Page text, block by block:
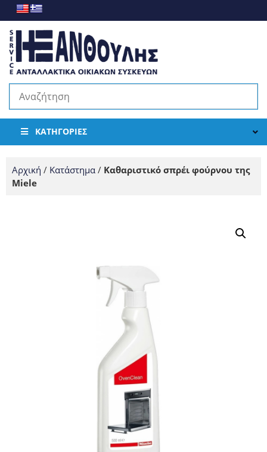
ΚΑΤΗΓΟΡΊΕΣ
Αρχική / Κατάστημα / Καθαριστικό σπρέι φούρνου της
Miele